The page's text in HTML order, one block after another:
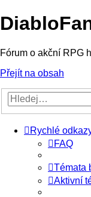
Fórum o akční RPG
Přejít na obsah
Rychlé
FAQ
Témata
Aktivní